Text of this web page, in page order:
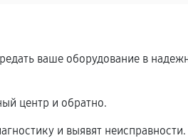
ваше оборудование в
центр и обратно.
и выявят